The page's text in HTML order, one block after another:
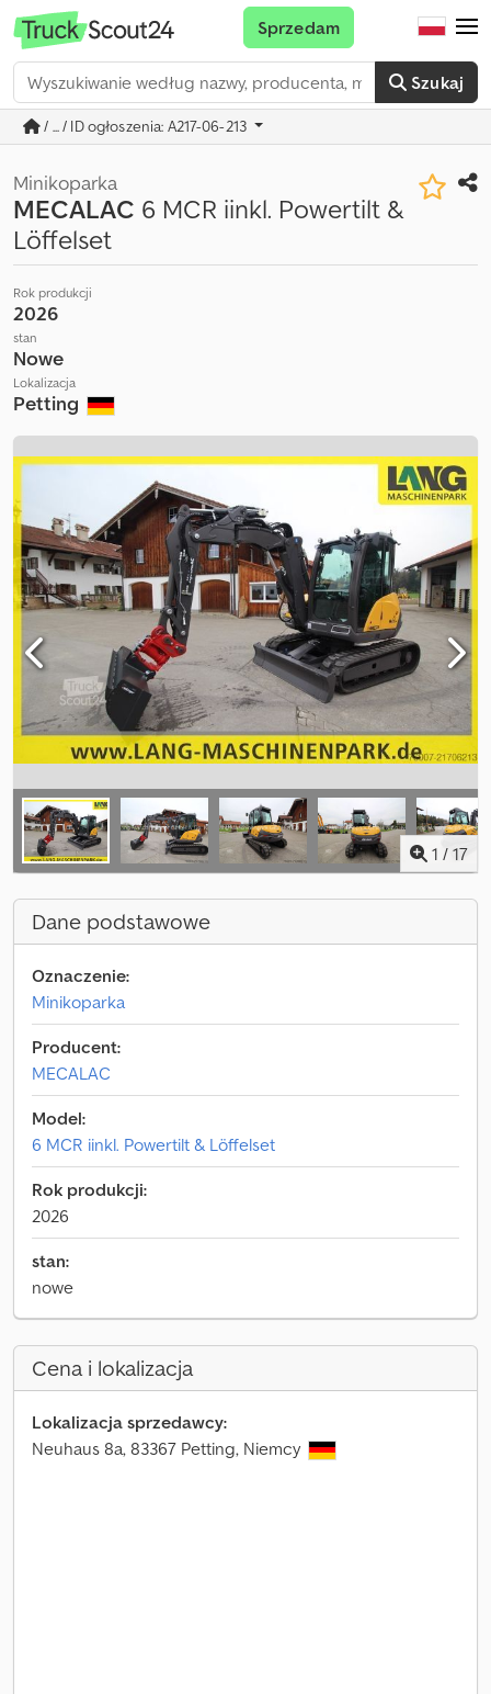
Szukaj
Sprzedam
/ ... / ID ogłoszenia: A217-06-213
Minikoparka
MECALAC 6 MCR iinkl. Powertilt &
Löffelset
Rok produkcji
2026
stan
Nowe
Lokalizacja
Petting
1 / 17
Dane podstawowe
Oznaczenie:
Minikoparka
Producent:
MECALAC
Model:
6 MCR iinkl. Powertilt & Löffelset
Rok produkcji:
2026
stan:
nowe
Cena i lokalizacja
Lokalizacja sprzedawcy:
Neuhaus 8a, 83367 Petting, Niemcy